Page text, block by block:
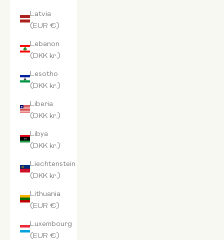
Latvia
(EUR €)
Lebanon
(DKK kr.)
Lesotho
(DKK kr.)
Liberia
(DKK kr.)
Libya
(DKK kr.)
Liechtenstein
(DKK kr.)
Lithuania
(EUR €)
Luxembourg
(EUR €)